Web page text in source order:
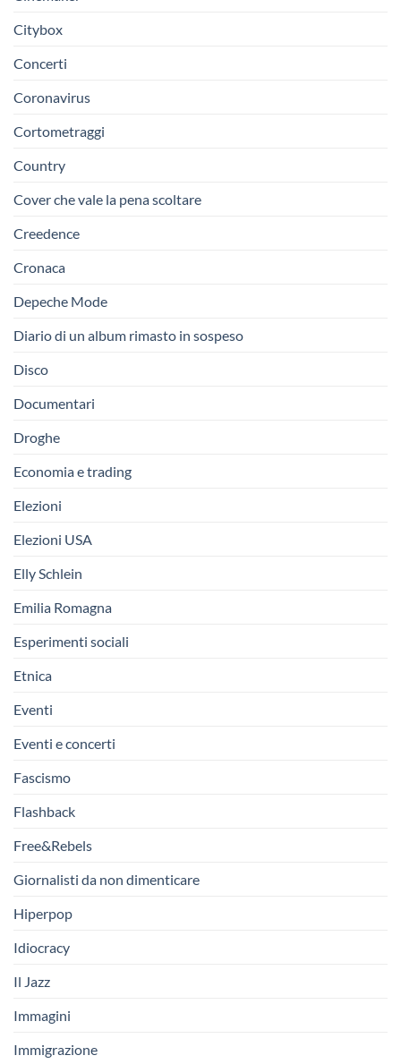
Citybox
Concerti
Coronavirus
Cortometraggi
Country
Cover che vale la pena scoltare
Creedence
Cronaca
Depeche Mode
Diario di un album rimasto in sospeso
Disco
Documentari
Droghe
Economia e trading
Elezioni
Elezioni USA
Elly Schlein
Emilia Romagna
Esperimenti sociali
Etnica
Eventi
Eventi e concerti
Fascismo
Flashback
Free&Rebels
Giornalisti da non dimenticare
Hiperpop
Idiocracy
Il Jazz
Immagini
Immigrazione